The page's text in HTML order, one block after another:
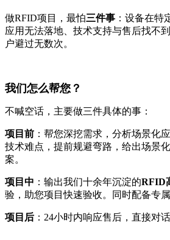
做RFID项目，最怕三件事 ：设备在特
应用无法落地、技术支持与售后找不
户避过无数次。
我们怎么帮您？
不喊空话，主要做三件具体的事：
项目前 ：帮您深挖需求，分析场景化
技术难点，提前规避弯路，给出场景
案。
项目中 ：输出我们十余年沉淀的RFID
验，助您项目快速验收。同时配备专
项目后 ：24小时内响应售后，直接对